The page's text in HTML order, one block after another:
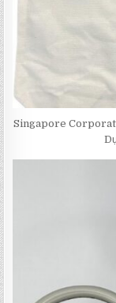
Singapore